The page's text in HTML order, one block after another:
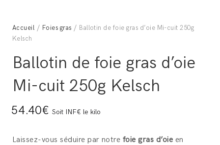
Accueil / Foies gras / Ballotin de foie gras d’oie Mi-cuit 250g
Kelsch
Ballotin de foie gras d’oie
Mi-cuit 250g Kelsch
54.40€ Soit INF€ le kilo
Laissez-vous séduire par notre foie gras d’oie en